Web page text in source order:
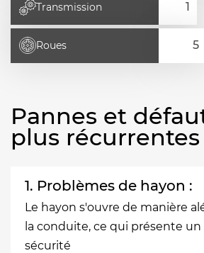
Transmission
Roues
Pannes et
plus récurrentes
1. Problèmes de hayon :
Le hayon s'ouvre de manière
la conduite, ce qui présente
sécurité